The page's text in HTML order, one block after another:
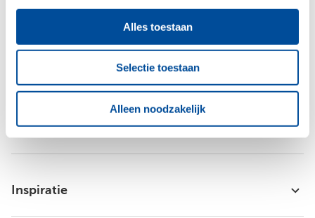
Alles toestaan
Selectie toestaan
Alleen noodzakelijk
Bouwcenter Concordia
Inspiratie